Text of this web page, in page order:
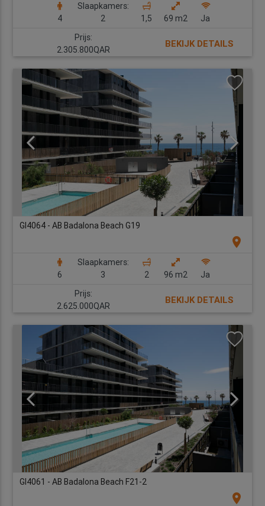
4
Slaapkamers:
2
1,5 69 m2
Ja
Prijs:
2.305.800QAR
BEKIJK DETAILS
GI4064 - AB Badalona Beach G19
location_on
6
Slaapkamers:
3
2 96 m2
Ja
Prijs:
2.625.000QAR
BEKIJK DETAILS
GI4061 - AB Badalona Beach F21-2
location_on